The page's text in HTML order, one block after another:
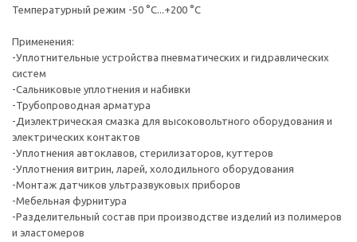
Температурный режим -50 °C...+200 °C
Применения:
-Уплотнительные устройства пневматических и гидравлических
систем
-Сальниковые уплотнения и набивки
-Трубопроводная арматура
-Диэлектрическая смазка для высоковольтного оборудования и
электрических контактов
-Уплотнения автоклавов, стерилизаторов, куттеров
-Уплотнения витрин, ларей, холодильного оборудования
-Монтаж датчиков ультразвуковых приборов
-Мебельная фурнитура
-Разделительный состав при производстве изделий из полимеров
и эластомеров